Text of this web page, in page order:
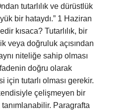
tutarlılık ve dürüstlük
bir hataydı.” 1 Haziran
kısaca? Tutarlılık, bir
veya doğruluk açısından
niteliğe sahip olması
doğru olarak
için tutarlı olması gerekir.
çelişmeyen bir
Paragrafta